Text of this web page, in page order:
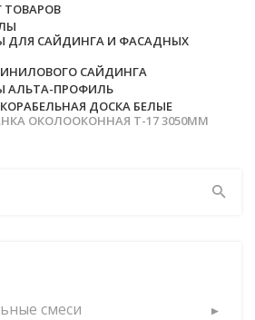
ТОВАРОВ
ДЛЯ САЙДИНГА И ФАСАДНЫХ
САЙДИНГА
АЛЬТА-ПРОФИЛЬ
ДОСКА БЕЛЫЕ
ОКОЛООКОННАЯ Т-17 3050ММ
смеси